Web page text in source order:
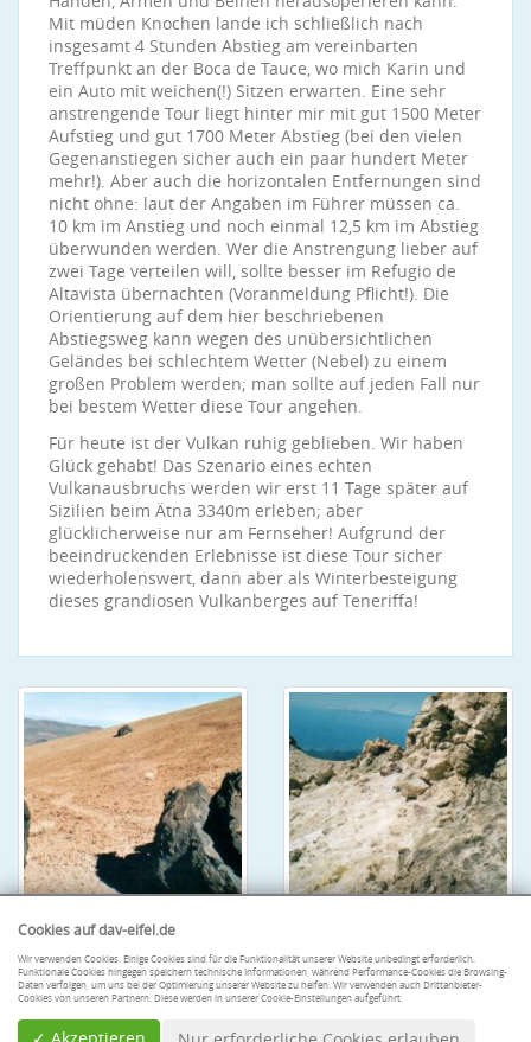
Mit müden Knochen lande ich schließlich nach
insgesamt 4 Stunden Abstieg am vereinbarten
Treffpunkt an der Boca de Tauce, wo mich Karin und
ein Auto mit weichen(!) Sitzen erwarten. Eine sehr
anstrengende Tour liegt hinter mir mit gut 1500 Meter
Aufstieg und gut 1700 Meter Abstieg (bei den vielen
Gegenanstiegen sicher auch ein paar hundert Meter
mehr!). Aber auch die horizontalen Entfernungen sind
nicht ohne: laut der Angaben im Führer müssen ca.
10 km im Anstieg und noch einmal 12,5 km im Abstieg
überwunden werden. Wer die Anstrengung lieber auf
zwei Tage verteilen will, sollte besser im Refugio de
Altavista übernachten (Voranmeldung Pflicht!). Die
Orientierung auf dem hier beschriebenen
Abstiegsweg kann wegen des unübersichtlichen
Geländes bei schlechtem Wetter (Nebel) zu einem
großen Problem werden; man sollte auf jeden Fall nur
bei bestem Wetter diese Tour angehen.
Für heute ist der Vulkan ruhig geblieben. Wir haben
Glück gehabt! Das Szenario eines echten
Vulkanausbruchs werden wir erst 11 Tage später auf
Sizilien beim Ätna 3340m erleben; aber
glücklicherweise nur am Fernseher! Aufgrund der
beeindruckenden Erlebnisse ist diese Tour sicher
wiederholenswert, dann aber als Winterbesteigung
dieses grandiosen Vulkanberges auf Teneriffa!
Cookies auf dav-eifel.de
Wir verwenden Cookies. Einige Cookies sind für die Funktionalität unserer Website unbedingt erforderlich.
Funktionale Cookies hingegen speichern technische Informationen, während Performance-Cookies die Browsing-
Daten verfolgen, um uns bei der Optimierung unserer Website zu helfen. Wir verwenden auch Drittanbieter-
Cookies von unseren Partnern. Diese werden in unserer Cookie-Einstellungen aufgeführt.